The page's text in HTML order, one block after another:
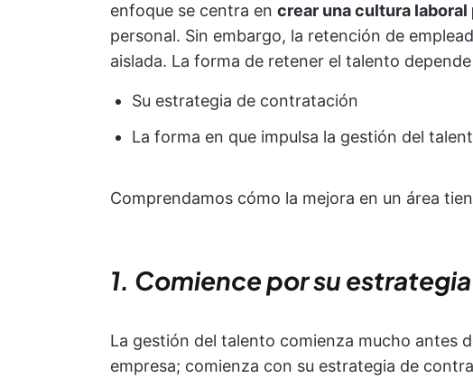
enfoque se centra en crear una cultura
personal. Sin embargo, la retención de
aislada. La forma de retener el talento
Su estrategia de contratación
La forma en que impulsa la gestión del
Comprendamos cómo la mejora en un área
1. Comience por su
La gestión del talento comienza mucho antes
empresa; comienza con su estrategia de